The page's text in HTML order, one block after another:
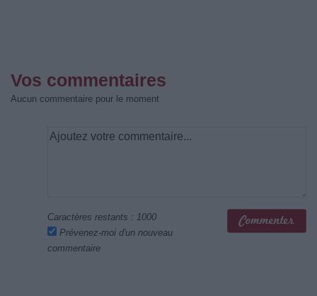
Vos commentaires
Aucun commentaire pour le moment
Caractères restants : 1000
Prévenez-moi d'un nouveau
commentaire